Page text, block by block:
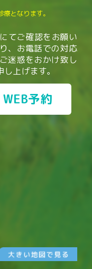
となります。
てご確認をお願い
、お電話での対応
ご迷惑をおかけ致し
上げます。
WEB予約